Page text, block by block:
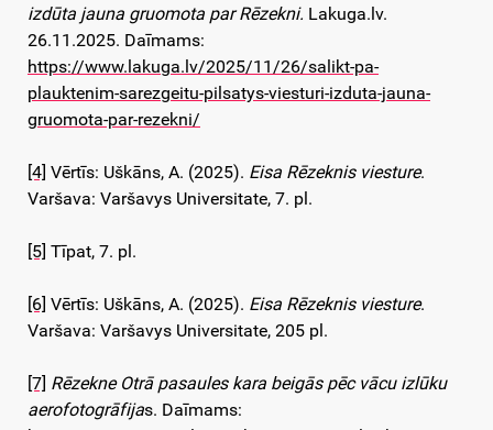
izdūta jauna gruomota par Rēzekni. Lakuga.lv.
26.11.2025. Daīmams:
https://www.lakuga.lv/2025/11/26/salikt-pa-
plauktenim-sarezgeitu-pilsatys-viesturi-izduta-jauna-
gruomota-par-rezekni/
[4] Vērtīs: Uškāns, A. (2025). Eisa Rēzeknis viesture.
Varšava: Varšavys Universitate, 7. pl.
[5] Tīpat, 7. pl.
[6] Vērtīs: Uškāns, A. (2025). Eisa Rēzeknis viesture.
Varšava: Varšavys Universitate, 205 pl.
[7] Rēzekne Otrā pasaules kara beigās pēc vācu izlūku
aerofotogrāfijas. Daīmams: